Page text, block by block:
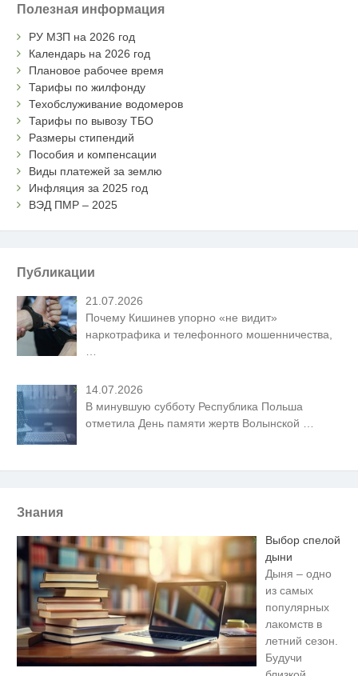
Полезная информация
РУ МЗП на 2026 год
Календарь на 2026 год
Плановое рабочее время
Тарифы по жилфонду
Техобслуживание водомеров
Тарифы по вывозу ТБО
Размеры стипендий
Пособия и компенсации
Виды платежей за землю
Инфляция за 2025 год
ВЭД ПМР – 2025
Публикации
21.07.2026
Почему Кишинев упорно «не видит»
наркотрафика и телефонного мошенничества,
14.07.2026
В минувшую субботу Республика Польша
отметила День памяти жертв Волынской
Знания
Выбор спелой
дыни
Дыня – одно
из самых
популярных
лакомств в
летний сезон.
Будучи